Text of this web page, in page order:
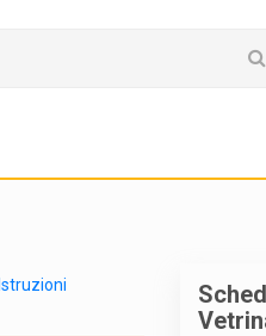
Istruzioni